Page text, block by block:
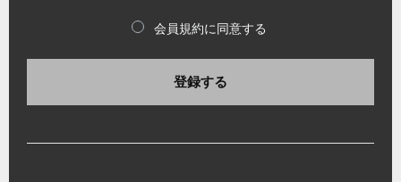
会員規約に同意する
登録する